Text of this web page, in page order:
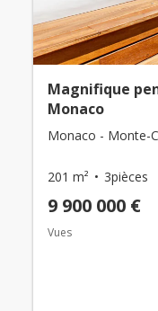
Magnifique
Monaco
Monaco - Monte-
201 m² 3pièces
9 900 000 €
Vues